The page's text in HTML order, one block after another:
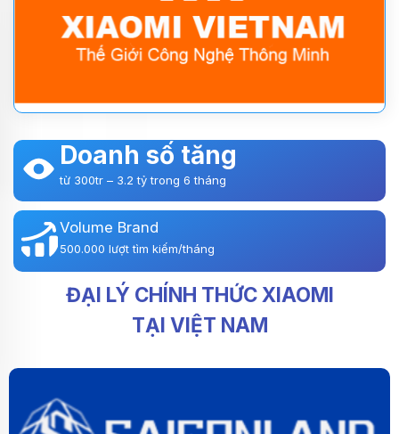
Doanh số tăng
từ 300tr – 3.2 tỷ trong 6 tháng
Volume Brand
500.000 lượt tìm kiếm/tháng
ĐẠI LÝ CHÍNH THỨC XIAOMI
TẠI VIỆT NAM